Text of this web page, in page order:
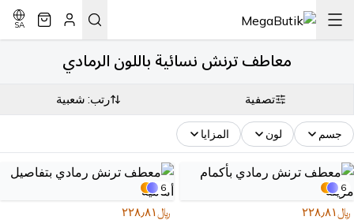
SA
معاطف ترنش نسائية باللون الرمادي
تصفية رتب: شعبية
جسم لون المزايا
6
﷼٢٢٨٫٨١
6
﷼٢٢٨٫٨١